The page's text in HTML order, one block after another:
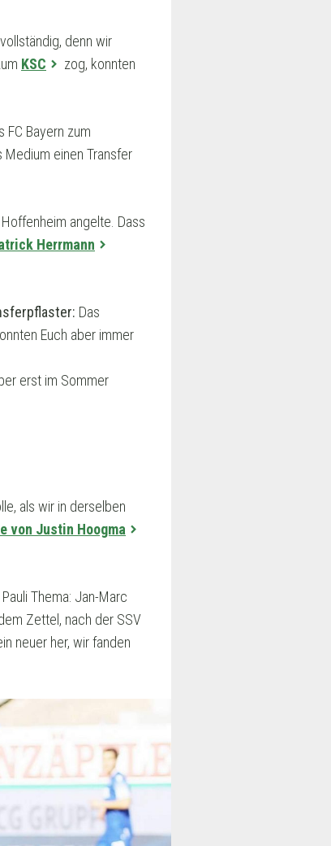
denn wir
KSC
zog, konnten
FC Bayern zum
einen Transfer
angelte. Dass
Herrmann
Das
Euch aber immer
erst im Sommer
als wir in derselben
von Justin Hoogma
Thema: Jan-Marc
Zettel, nach der SSV
neuer her, wir fanden